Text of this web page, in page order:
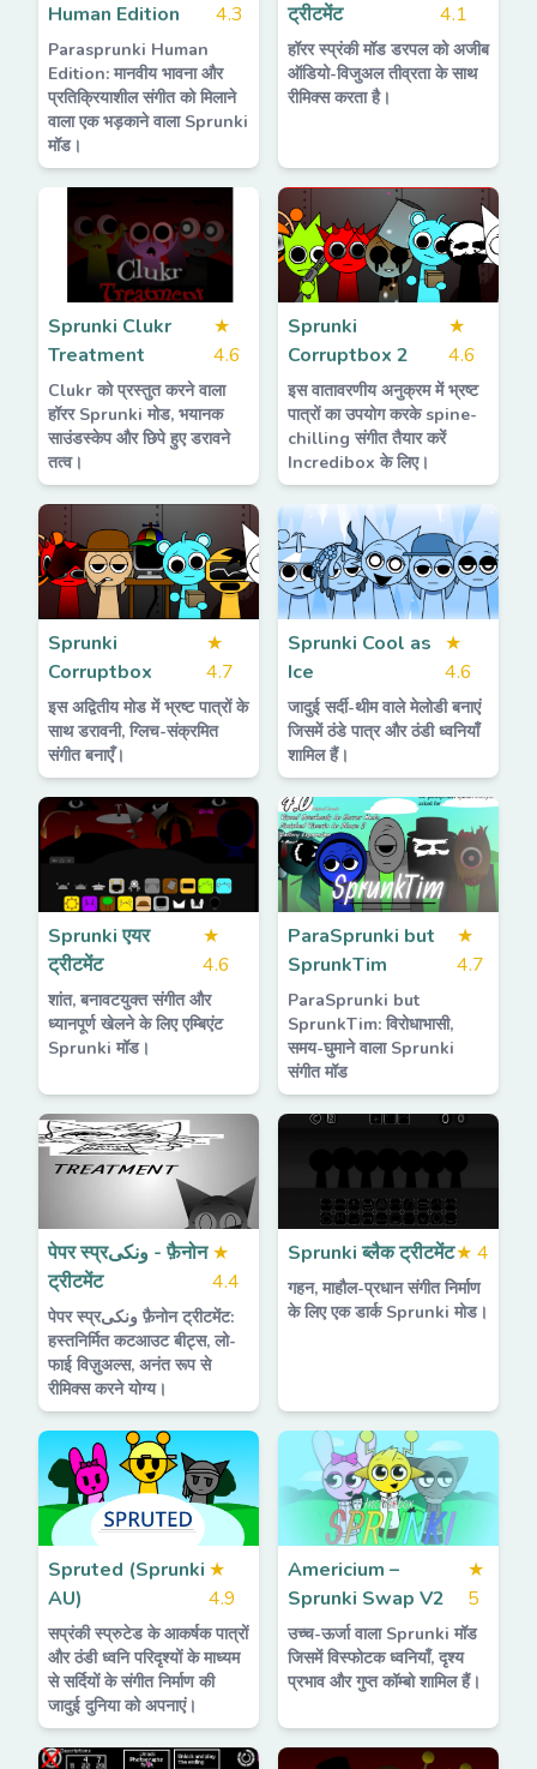
Human Edition
4.3
Parasprunki Human
Edition: मानवीय भावना और
प्रतिक्रियाशील संगीत को मिलाने
वाला एक भड़काने वाला Sprunki
मॉड।
ट्रीटमेंट
4.1
हॉरर स्प्रंकी मॉड डरपल को अजीब
ऑडियो-विजुअल तीव्रता के साथ
रीमिक्स करता है।
Sprunki Clukr
Treatment
★
4.6
Clukr को प्रस्तुत करने वाला
हॉरर Sprunki मोड, भयानक
साउंडस्केप और छिपे हुए डरावने
तत्व।
Sprunki
Corruptbox 2
★
4.6
इस वातावरणीय अनुक्रम में भ्रष्ट
पात्रों का उपयोग करके spine-
chilling संगीत तैयार करें
Incredibox के लिए।
Sprunki
Corruptbox
★
4.7
इस अद्वितीय मोड में भ्रष्ट पात्रों के
साथ डरावनी, ग्लिच-संक्रमित
संगीत बनाएँ।
Sprunki Cool as
Ice
★
4.6
जादुई सर्दी-थीम वाले मेलोडी बनाएं
जिसमें ठंडे पात्र और ठंडी ध्वनियाँ
शामिल हैं।
Sprunki एयर
ट्रीटमेंट
★
4.6
शांत, बनावटयुक्त संगीत और
ध्यानपूर्ण खेलने के लिए एम्बिएंट
Sprunki मॉड।
ParaSprunki but
SprunkTim
★
4.7
ParaSprunki but
SprunkTim: विरोधाभासी,
समय-घुमाने वाला Sprunki
संगीत मॉड
पेपर स्प्रونکی - फ़ैनोन
ट्रीटमेंट
★
4.4
पेपर स्प्रونکی फ़ैनोन ट्रीटमेंट:
हस्तनिर्मित कटआउट बीट्स, लो-
फाई विज़ुअल्स, अनंत रूप से
रीमिक्स करने योग्य।
Sprunki ब्लैक ट्रीटमेंट★ 4
गहन, माहौल-प्रधान संगीत निर्माण
के लिए एक डार्क Sprunki मोड।
Spruted (Sprunki
AU)
★
4.9
सप्रंकी स्प्रुटेड के आकर्षक पात्रों
और ठंडी ध्वनि परिदृश्यों के माध्यम
से सर्दियों के संगीत निर्माण की
जादुई दुनिया को अपनाएं।
Americium –
Sprunki Swap V2
★
5
उच्च-ऊर्जा वाला Sprunki मॉड
जिसमें विस्फोटक ध्वनियाँ, दृश्य
प्रभाव और गुप्त कॉम्बो शामिल हैं।